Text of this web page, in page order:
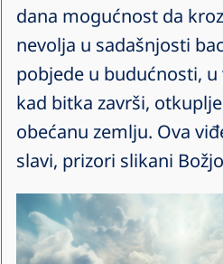
dana mogućnost da
nevolja u sadašnjosti
pobjede u budućnosti, u
kad bitka završi,
obećanu zemlju. Ova
slavi, prizori slikani